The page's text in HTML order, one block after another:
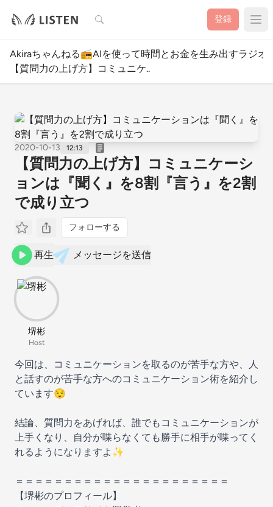
検索 登録
Akiraちゃんねる📻AIを使って時間とお金を生み出すラジオ
【質問力の上げ方】コミュニケ..
2020-10-13 12:13
【質問力の上げ方】コミュニケーシ
ョンは『聞く』を8割『言う』を2割
で成り立つ
フォローする
再生 メッセージを送信
堺彬
Host
今回は、コミュニケーションを取るのが苦手な方や、人
と話すのが苦手な方へのコミュニケーション術を紹介し
ています😌
結論、質問力をあげれば、誰でもコミュニケーションが
上手くなり、自分が喋らなくても勝手に相手が喋ってく
れるようになりますよ✨
＝＝＝＝＝＝＝＝＝＝＝＝＝＝＝＝＝＝＝＝＝＝
【堺彬のプロフィール】